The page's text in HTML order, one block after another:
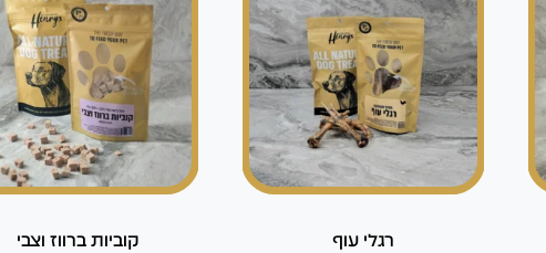
רגלי עוף
קוביות ברווז וצבי